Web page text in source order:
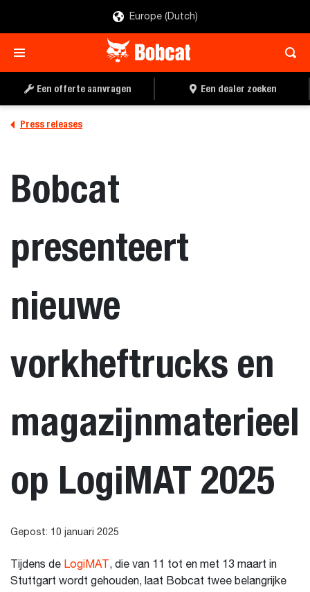
Europe (Dutch)
Een offerte aanvragen Een dealer zoeken
Press releases
Bobcat
presenteert
nieuwe
vorkheftrucks en
magazijnmaterieel
op LogiMAT 2025
Gepost: 10 januari 2025
Tijdens de LogiMAT , die van 11 tot en met 13 maart in
Stuttgart wordt gehouden, laat Bobcat twee belangrijke